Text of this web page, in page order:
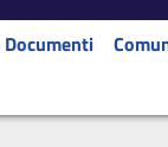
Documenti